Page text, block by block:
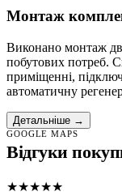
Монтаж
Виконано монтаж
побутових потреб.
приміщенні,
автоматичну
Детальніше →
GOOGLE MAPS
Відгуки
★★★★★